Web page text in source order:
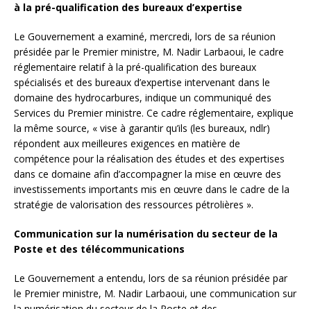
à la pré-qualification des bureaux d’expertise
Le Gouvernement a examiné, mercredi, lors de sa réunion
présidée par le Premier ministre, M. Nadir Larbaoui, le cadre
réglementaire relatif à la pré-qualification des bureaux
spécialisés et des bureaux d’expertise intervenant dans le
domaine des hydrocarbures, indique un communiqué des
Services du Premier ministre. Ce cadre réglementaire, explique
la même source, « vise à garantir qu’ils (les bureaux, ndlr)
répondent aux meilleures exigences en matière de
compétence pour la réalisation des études et des expertises
dans ce domaine afin d’accompagner la mise en œuvre des
investissements importants mis en œuvre dans le cadre de la
stratégie de valorisation des ressources pétrolières ».
Communication sur la numérisation du secteur de la
Poste et des télécommunications
Le Gouvernement a entendu, lors de sa réunion présidée par
le Premier ministre, M. Nadir Larbaoui, une communication sur